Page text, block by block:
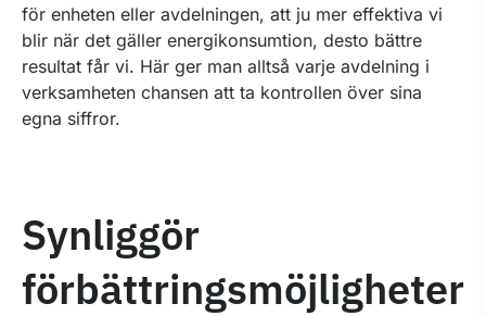
för enheten eller avdelningen, att ju mer effektiva vi
blir när det gäller energikonsumtion, desto bättre
resultat får vi. Här ger man alltså varje avdelning i
verksamheten chansen att ta kontrollen över sina
egna siffror.
Synliggör
förbättringsmöjligheter